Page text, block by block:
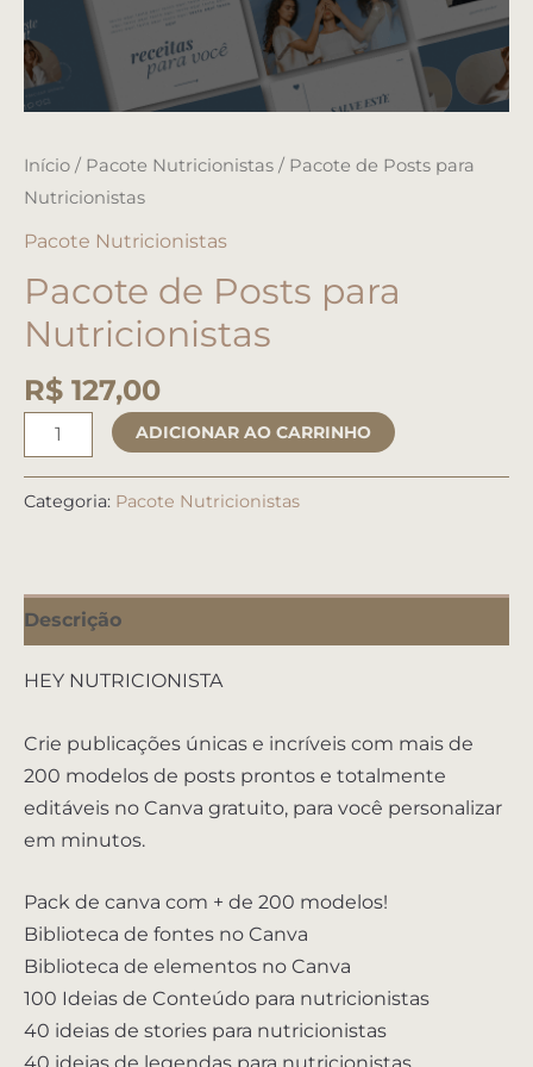
Início / Pacote Nutricionistas / Pacote de Posts para
Nutricionistas
Pacote Nutricionistas
Pacote de Posts para
Nutricionistas
R$ 127,00
ADICIONAR AO CARRINHO
Categoria: Pacote Nutricionistas
Descrição
HEY NUTRICIONISTA
Crie publicações únicas e incríveis com mais de
200 modelos de posts prontos e totalmente
editáveis no Canva gratuito, para você personalizar
em minutos.
Pack de canva com + de 200 modelos!
Biblioteca de fontes no Canva
Biblioteca de elementos no Canva
100 Ideias de Conteúdo para nutricionistas
40 ideias de stories para nutricionistas